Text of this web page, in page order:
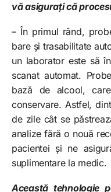
vă asigurați că
– În primul rând,
bare și trasabilitate
un laborator este să
scanat automat.
bază de alcool,
conservare. Astfel,
de zile cât se
analize fără o nouă
pacientei și ne
suplimentare la medic.
Această tehnologie